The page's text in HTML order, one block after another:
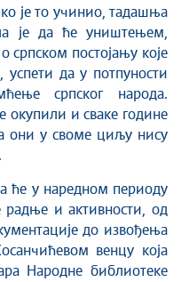
је то учинио, тадашња
је да ће уништењем,
постојању које
успети да у потпуности
српског народа.
окупили и сваке године
они у своме циљу нису
ће у наредном периоду
радње и активности, од
до извођења
венцу која
Народне библиотеке